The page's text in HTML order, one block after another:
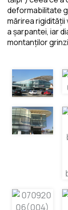
deformabilitate
mărirea rigidității
a șarpantei, iar
montanților